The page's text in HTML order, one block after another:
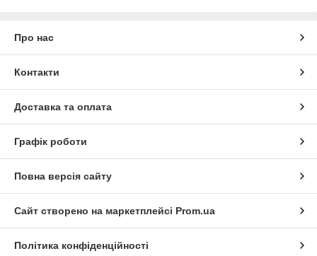
Про нас
Контакти
Доставка та оплата
Графік роботи
Повна версія сайту
Сайт створено на маркетплейсі Prom.ua
Політика конфіденційності